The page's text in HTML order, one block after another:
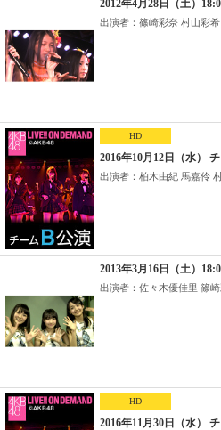
2012年4月28日（土）
出演者：篠崎彩奈 村山彩希
HD
2016年10月12日（水）
出演者：柏木由紀 馬嘉伶 村
2013年3月16日（土）
出演者：佐々木優佳里 篠崎
HD
2016年11月30日（水）